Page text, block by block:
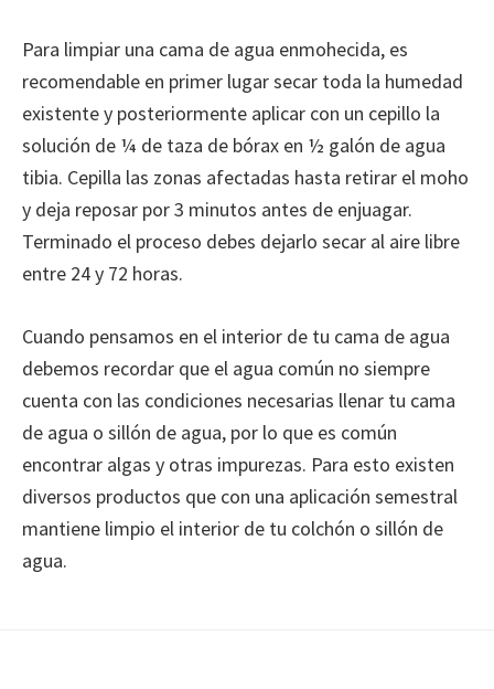
Para limpiar una cama de agua enmohecida, es
recomendable en primer lugar secar toda la humedad
existente y posteriormente aplicar con un cepillo la
solución de ¼ de taza de bórax en ½ galón de agua
tibia. Cepilla las zonas afectadas hasta retirar el moho
y deja reposar por 3 minutos antes de enjuagar.
Terminado el proceso debes dejarlo secar al aire libre
entre 24 y 72 horas.
Cuando pensamos en el interior de tu cama de agua
debemos recordar que el agua común no siempre
cuenta con las condiciones necesarias llenar tu cama
de agua o sillón de agua, por lo que es común
encontrar algas y otras impurezas. Para esto existen
diversos productos que con una aplicación semestral
mantiene limpio el interior de tu colchón o sillón de
agua.